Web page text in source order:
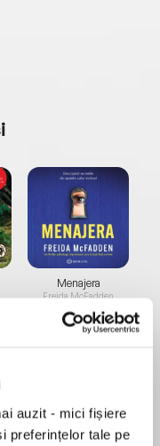
auzit - mici fișiere
preferințelor tale pe
Menajera
Freida McFadden